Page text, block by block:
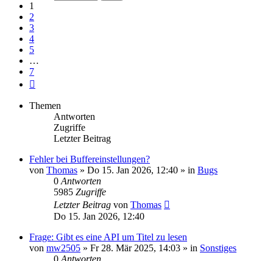
1
2
3
4
5
…
7
Themen
Antworten
Zugriffe
Letzter Beitrag
Fehler bei Buffereinstellungen?
von Thomas » Do 15. Jan 2026, 12:40 » in Bugs
0 Antworten
5985 Zugriffe
Letzter Beitrag von Thomas
Do 15. Jan 2026, 12:40
Frage: Gibt es eine API um Titel zu lesen
von mw2505 » Fr 28. Mär 2025, 14:03 » in Sonstiges
0 Antworten